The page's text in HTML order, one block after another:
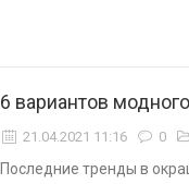
6 вариантов
21.04.2021 11:16 0
Последние тренды в